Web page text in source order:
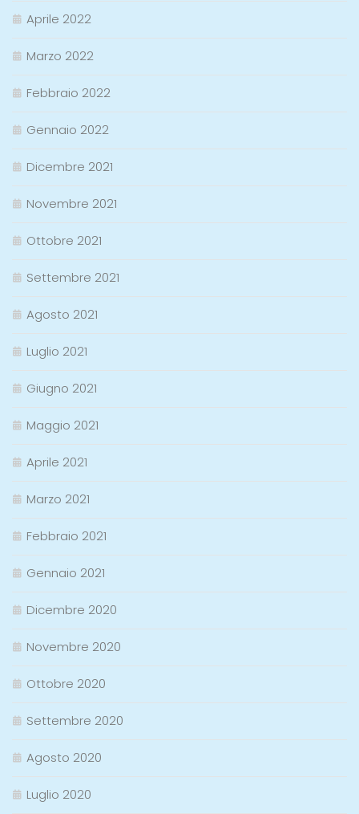
Aprile 2022
Marzo 2022
Febbraio 2022
Gennaio 2022
Dicembre 2021
Novembre 2021
Ottobre 2021
Settembre 2021
Agosto 2021
Luglio 2021
Giugno 2021
Maggio 2021
Aprile 2021
Marzo 2021
Febbraio 2021
Gennaio 2021
Dicembre 2020
Novembre 2020
Ottobre 2020
Settembre 2020
Agosto 2020
Luglio 2020